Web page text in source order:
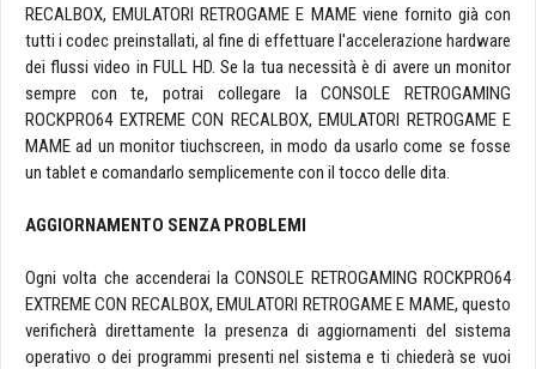
RECALBOX, EMULATORI RETROGAME E MAME viene fornito già con
tutti i codec preinstallati, al fine di effettuare l'accelerazione hardware
dei flussi video in FULL HD. Se la tua necessità è di avere un monitor
sempre con te, potrai collegare la CONSOLE RETROGAMING
ROCKPRO64 EXTREME CON RECALBOX, EMULATORI RETROGAME E
MAME ad un monitor tiuchscreen, in modo da usarlo come se fosse
un tablet e comandarlo semplicemente con il tocco delle dita.
AGGIORNAMENTO SENZA PROBLEMI
Ogni volta che accenderai la CONSOLE RETROGAMING ROCKPRO64
EXTREME CON RECALBOX, EMULATORI RETROGAME E MAME, questo
verificherà direttamente la presenza di aggiornamenti del sistema
operativo o dei programmi presenti nel sistema e ti chiederà se vuoi